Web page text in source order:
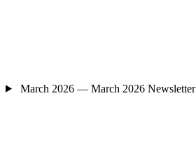
March 2026 — March 2026 Newsletter